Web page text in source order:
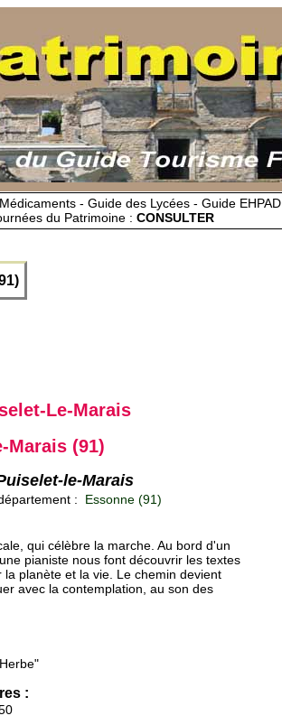
- Guide des Lycées - Guide EHPAD
du Patrimoine : CONSULTER
Le-Marais
Marais (91)
le-Marais
: Essonne (91)
qui célèbre la marche. Au bord d'un
pianiste nous font découvrir les textes
planète et la vie. Le chemin devient
avec la contemplation, au son des
: